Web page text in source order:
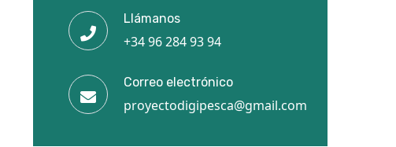
Llámanos
+34 96 284 93 94
Correo electrónico
proyectodigipesca@gmail.com